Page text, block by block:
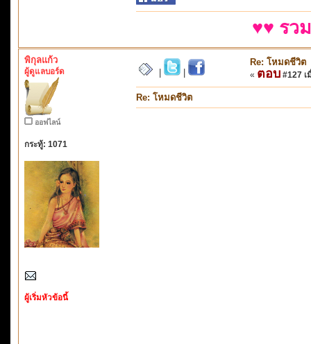
♥♥ รว
พิกุลแก้ว
ผู้ดูแลบอร์ด
ออฟไลน์
กระทู้: 1071
ผู้เริ่มหัวข้อนี้
Re: โหมดชีวิต
« ตอบ #127 เ
Re: โหมดชีวิต